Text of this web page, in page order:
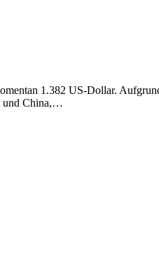
1.382 US-Dollar.
und China,…